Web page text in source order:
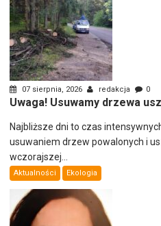
07 sierpnia, 2026 redakcja 0
Uwaga! Usuwamy drzewa
Najbliższe dni to czas
usuwaniem drzew powalonych i
wczorajszej...
Aktualności Ekologia